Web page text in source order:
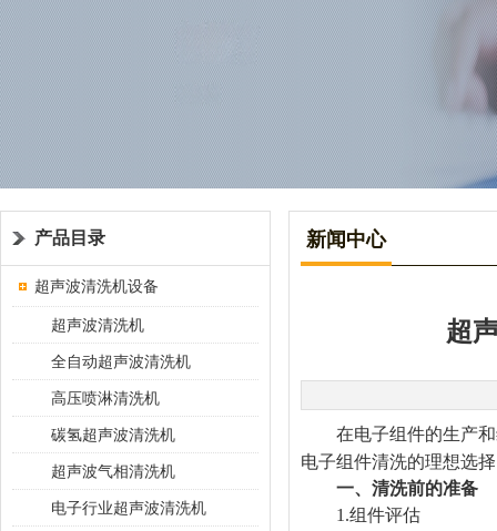
产品目录
超声波清洗机设备
超声波清洗机
全自动超声波清洗机
高压喷淋清洗机
碳氢超声波清洗机
超声波气相清洗机
电子行业超声波清洗机
新闻中心
超
在电子组件的生产和
电子组件清洗的理想选
一、清洗前的准备
1.组件评估